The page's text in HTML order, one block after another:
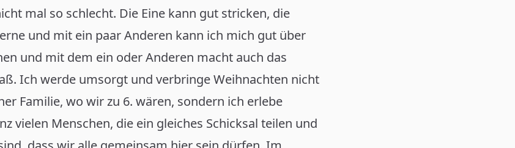
mal so schlecht. Die Eine kann gut stricken, die
und mit ein paar Anderen kann ich mich gut über
und mit dem ein oder Anderen macht auch das
Ich werde umsorgt und verbringe Weihnachten nicht
Familie, wo wir zu 6. wären, sondern ich erlebe
vielen Menschen, die ein gleiches Schicksal teilen und